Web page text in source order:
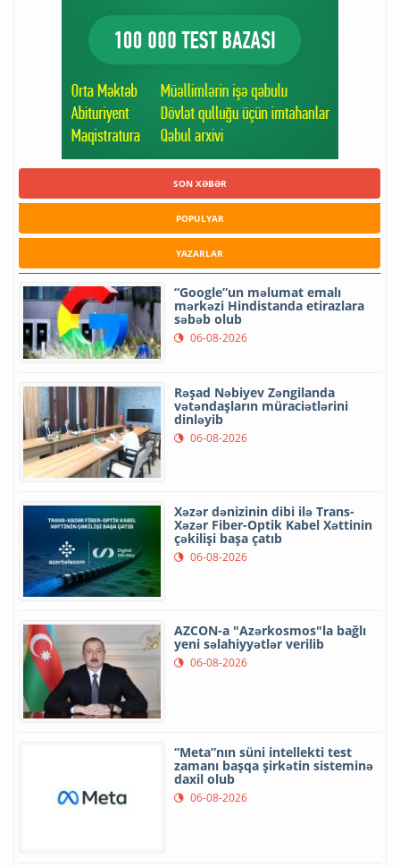
SON XƏBƏR
POPULYAR
YAZARLAR
“Google”un məlumat emalı
mərkəzi Hindistanda etirazlara
səbəb olub
06-08-2026
Rəşad Nəbiyev Zəngilanda
vətəndaşların müraciətlərini
dinləyib
06-08-2026
Xəzər dənizinin dibi ilə Trans-
Xəzər Fiber-Optik Kabel Xəttinin
çəkilişi başa çatıb
06-08-2026
AZCON-a "Azərkosmos"la bağlı
yeni səlahiyyətlər verilib
06-08-2026
“Meta”nın süni intellekti test
zamanı başqa şirkətin sisteminə
daxil olub
06-08-2026